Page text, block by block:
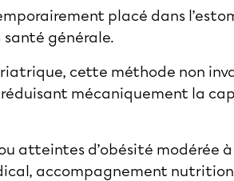
placé dans
générale.
cette méthode non
mécaniquement la
atteintes d’obésité modérée
accompagnement